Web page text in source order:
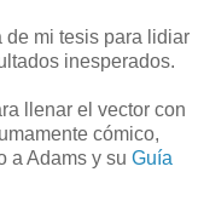
de mi tesis para lidiar
inesperados.
llenar el vector con
cómico,
a Adams y su Guía